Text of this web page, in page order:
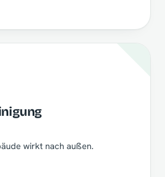
wirkt nach außen.